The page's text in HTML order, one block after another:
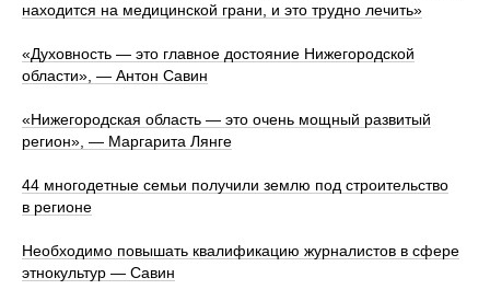
находится на медицинской грани, и это трудно лечить»
«Духовность — это главное достояние Нижегородской
области», — Антон Савин
«Нижегородская область — это очень мощный развитый
регион», — Маргарита Лянге
44 многодетные семьи получили землю под строительство
в регионе
Необходимо повышать квалификацию журналистов в сфере
этнокультур — Савин